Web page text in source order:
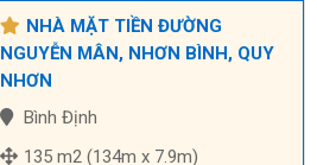
NHÀ MẶT TIỀN ĐƯỜNG
NGUYỄN MÂN, NHƠN BÌNH, QUY
NHƠN
Bình Định
135 m2 (134m x 7.9m)